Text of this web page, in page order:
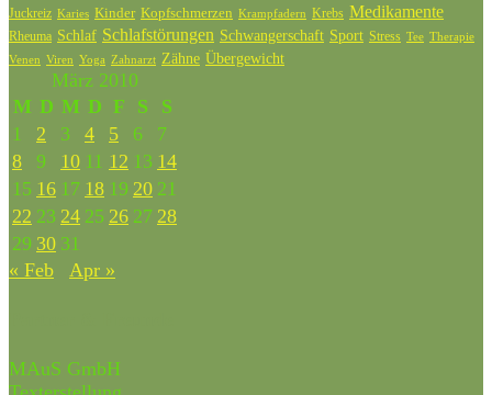
Juckreiz Karies Kinder Kopfschmerzen Krampfadern Krebs Medikamente
Rheuma Schlaf Schlafstörungen Schwangerschaft Sport Stress Tee Therapie
Venen Viren Yoga Zahnarzt Zähne Übergewicht
März 2010
M D M D F S
S
1
2 3 4 5 6
7
8
9 10 11 12 13 14
15 16 17 18 19 20 21
22 23 24 25 26 27 28
29 30 31
« Feb
Apr »
MAuS GmbH